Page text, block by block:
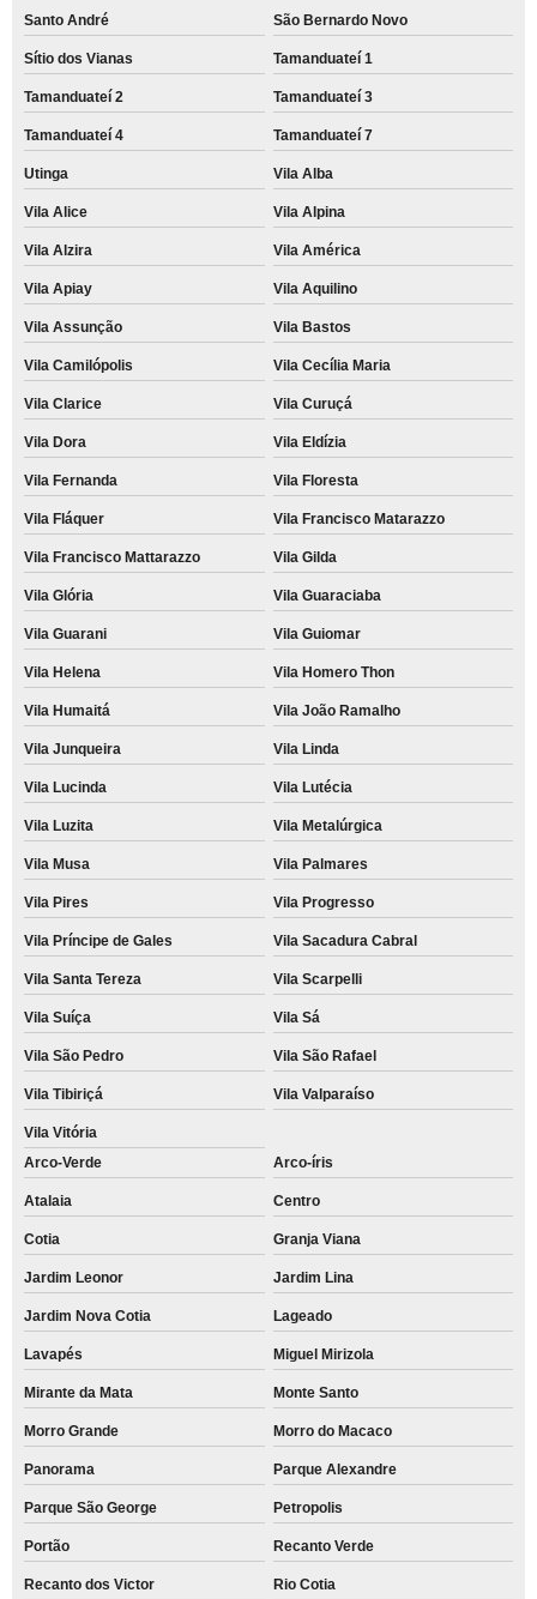
Santo André São Bernardo Novo
Sítio dos Vianas Tamanduateí 1
Tamanduateí 2 Tamanduateí 3
Tamanduateí 4 Tamanduateí 7
Utinga Vila Alba
Vila Alice Vila Alpina
Vila Alzira Vila América
Vila Apiay Vila Aquilino
Vila Assunção Vila Bastos
Vila Camilópolis Vila Cecília Maria
Vila Clarice Vila Curuçá
Vila Dora Vila Eldízia
Vila Fernanda Vila Floresta
Vila Fláquer Vila Francisco Matarazzo
Vila Francisco Mattarazzo Vila Gilda
Vila Glória Vila Guaraciaba
Vila Guarani Vila Guiomar
Vila Helena Vila Homero Thon
Vila Humaitá Vila João Ramalho
Vila Junqueira Vila Linda
Vila Lucinda Vila Lutécia
Vila Luzita Vila Metalúrgica
Vila Musa Vila Palmares
Vila Pires Vila Progresso
Vila Príncipe de Gales Vila Sacadura Cabral
Vila Santa Tereza Vila Scarpelli
Vila Suíça Vila Sá
Vila São Pedro Vila São Rafael
Vila Tibiriçá Vila Valparaíso
Vila Vitória
Arco-Verde
Arco-íris
Atalaia Centro
Cotia Granja Viana
Jardim Leonor Jardim Lina
Jardim Nova Cotia Lageado
Lavapés Miguel Mirizola
Mirante da Mata Monte Santo
Morro Grande Morro do Macaco
Panorama Parque Alexandre
Parque São George Petropolis
Portão Recanto Verde
Recanto dos Victor Rio Cotia